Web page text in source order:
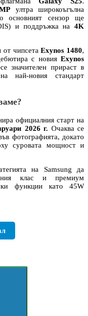
ултра широкоъгълна
основният сензор ще
и поддръжка на 4K
от чипсетаExynos 1480,
с новия Exynos
значителен прираст в
най-новия стандарт
официалния старт на
2026 г. Очаква се
фотографията, докато
суровата мощност и
на Samsung да
клас и премиум
функции като 45W